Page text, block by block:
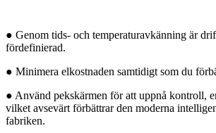
● Genom tids- och temperaturavkänning är
fördefinierad.
● Minimera elkostnaden samtidigt som du
● Använd pekskärmen för att uppnå kontroll,
vilket avsevärt förbättrar den moderna
fabriken.